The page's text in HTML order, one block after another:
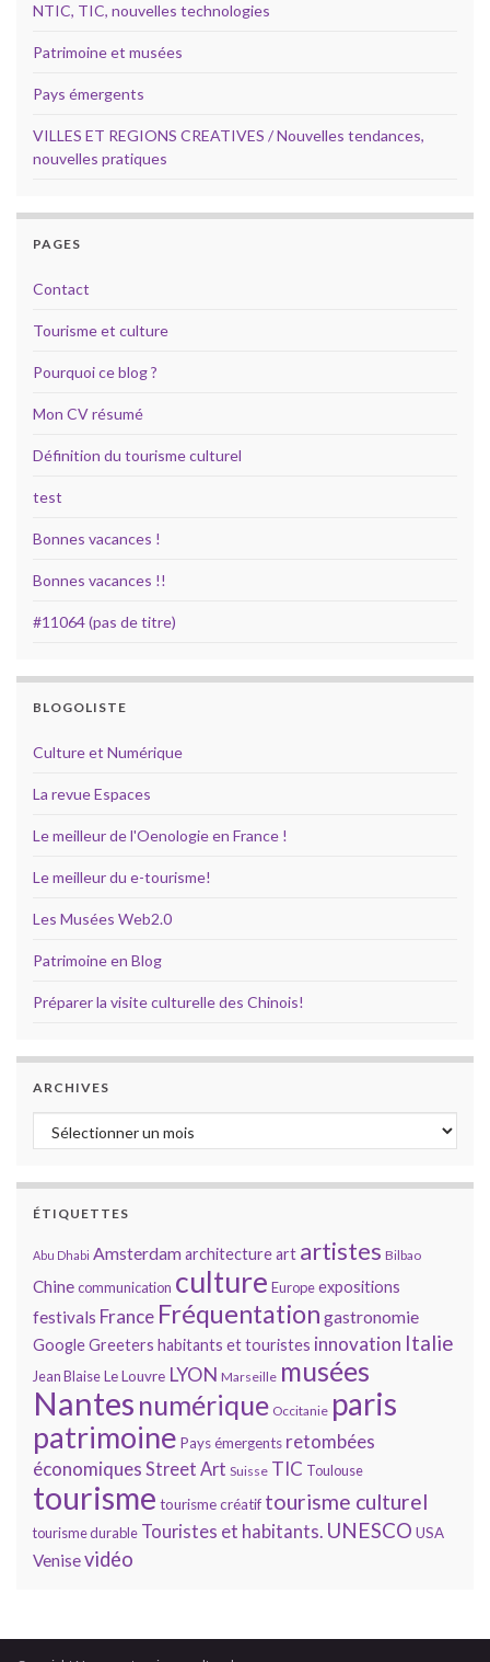
NTIC, TIC, nouvelles technologies
Patrimoine et musées
Pays émergents
VILLES ET REGIONS CREATIVES / Nouvelles tendances,
nouvelles pratiques
PAGES
Contact
Tourisme et culture
Pourquoi ce blog ?
Mon CV résumé
Définition du tourisme culturel
test
Bonnes vacances !
Bonnes vacances !!
#11064 (pas de titre)
BLOGOLISTE
Culture et Numérique
La revue Espaces
Le meilleur de l'Oenologie en France !
Le meilleur du e-tourisme!
Les Musées Web2.0
Patrimoine en Blog
Préparer la visite culturelle des Chinois!
ARCHIVES
Archives
ÉTIQUETTES
Abu Dhabi Amsterdamarchitectureart artistes Bilbao
Chinecommunication culture Europeexpositions
festivals France Fréquentation gastronomie
GoogleGreeters habitants et touristes innovation Italie
Jean BlaiseLe Louvre LYON Marseille musées
Nantes numérique Occitanie paris
patrimoine Pays émergents retombées
économiques Street Art Suisse TIC Toulouse
tourisme tourisme créatif tourisme culturel
tourisme durable Touristes et habitants. UNESCO USA
Venisevidéo